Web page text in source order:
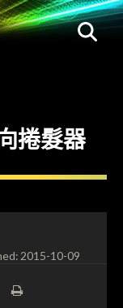
捲髮器
2015-10-09